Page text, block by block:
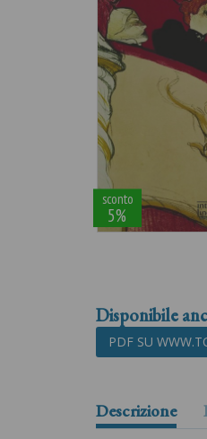
sconto
5%
Disponibile
PDF SU
Descrizione